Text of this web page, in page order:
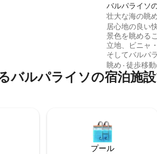
バルパライソ
アパート
壮大な海の眺
居心地の良い
景色を眺める
立地、ビニャ
そしてバルパラ
が整っており
めに設計され
ア、地下駐車
金はかかりま
ることを期待
合は清掃料金
眺め · 徒歩移
バルパライソの宿泊施
プール